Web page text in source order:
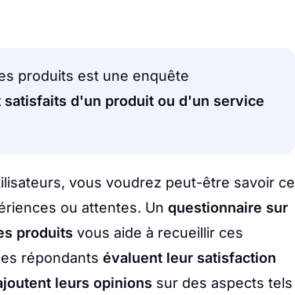
produits est une enquête
d'un produit ou d'un service
vous voudrez peut-être savoir ce
ou attentes. Un questionnaire sur
produits vous aide à recueillir ces
répondants évaluent leur satisfaction
leurs opinions sur des aspects tels